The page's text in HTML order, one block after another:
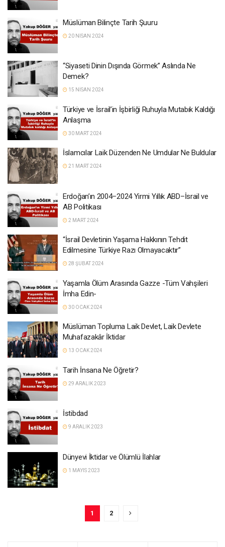
Müslüman Bilinçte Tarih Şuuru
20 NISAN 2024
“Siyaseti Dinin Dışında Görmek” Aslında Ne
Demek?
15 NISAN 2024
Türkiye ve İsrail’in İşbirliği Ruhuyla Mutabık Kaldığı
Anlaşma
30 MART 2024
İslamcılar Laik Düzenden Ne Umdular Ne Buldular
21 MART 2024
Erdoğan’ın 2004–2024 Yirmi Yıllık ABD–İsrail ve
AB Politikası
2 MART 2024
“İsrail Devletinin Yaşama Hakkının Tehdit
Edilmesine Türkiye Razı Olmayacaktır”
28 ŞUBAT 2024
Yaşamla Ölüm Arasında Gazze -Tüm Vahşileri
İmha Edin-
30 OCAK 2024
Müslüman Topluma Laik Devlet, Laik Devlete
Muhafazakâr İktidar
13 OCAK 2024
Tarih İnsana Ne Öğretir?
29 ARALIK 2023
İstibdad
9 ARALIK 2023
Dünyevi İktidar ve Ölümlü İlahlar
1 MAYIS 2023
1 2